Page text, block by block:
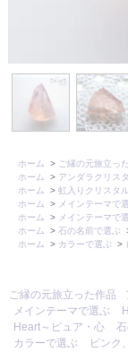
ホーム > ご縁の元旅立っ
ホーム
> アンダラクリス
ホーム
> 虹入りクリスタ
ホーム
> メインテーマで
ホーム
> メインテーマで
ホーム
> 石の名前で選ぶ
ホーム
> カラーで選ぶ >
ご縁の元旅立った作品
メインテーマで選ぶ
Heart～ピュア・心
カラーで選ぶ
ピンク